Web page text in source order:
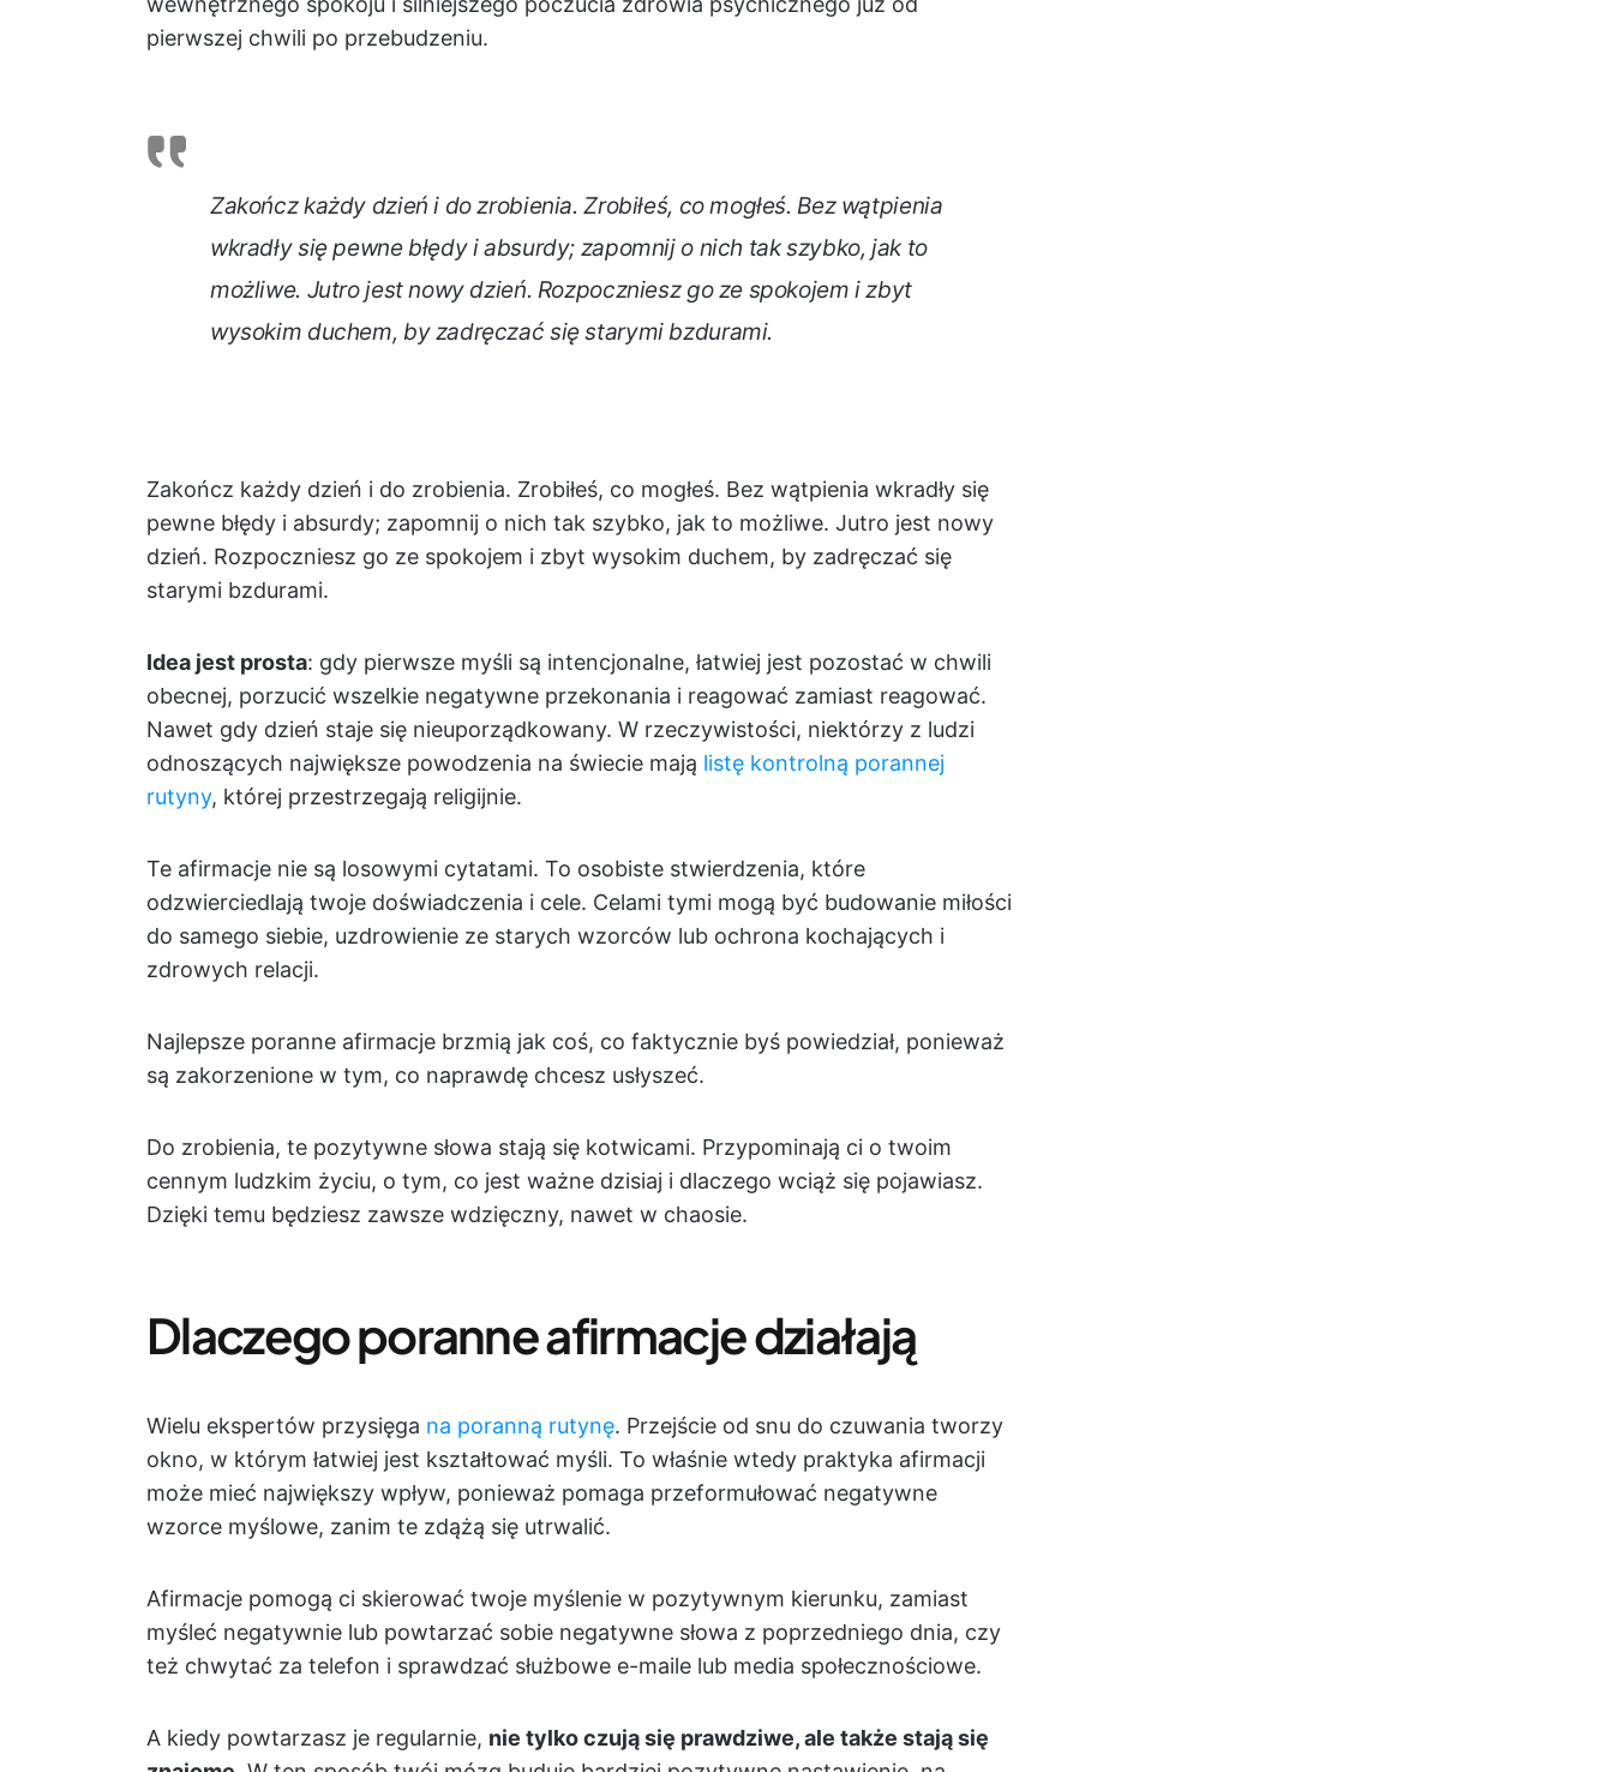
pierwszej chwili po przebudzeniu.
Zakończ każdy dzień i do zrobienia. Zrobiłeś, co mogłeś. Bez wątpienia
wkradły się pewne błędy i absurdy; zapomnij o nich tak szybko, jak to
możliwe. Jutro jest nowy dzień. Rozpoczniesz go ze spokojem i zbyt
wysokim duchem, by zadręczać się starymi bzdurami.
Zakończ każdy dzień i do zrobienia. Zrobiłeś, co mogłeś. Bez wątpienia wkradły się
pewne błędy i absurdy; zapomnij o nich tak szybko, jak to możliwe. Jutro jest nowy
dzień. Rozpoczniesz go ze spokojem i zbyt wysokim duchem, by zadręczać się
starymi bzdurami.
Idea jest prosta: gdy pierwsze myśli są intencjonalne, łatwiej jest pozostać w chwili
obecnej, porzucić wszelkie negatywne przekonania i reagować zamiast reagować.
Nawet gdy dzień staje się nieuporządkowany. W rzeczywistości, niektórzy z ludzi
odnoszących największe powodzenia na świecie mają listę kontrolną porannej
rutyny, której przestrzegają religijnie.
Te afirmacje nie są losowymi cytatami. To osobiste stwierdzenia, które
odzwierciedlają twoje doświadczenia i cele. Celami tymi mogą być budowanie miłości
do samego siebie, uzdrowienie ze starych wzorców lub ochrona kochających i
zdrowych relacji.
Najlepsze poranne afirmacje brzmią jak coś, co faktycznie byś powiedział, ponieważ
są zakorzenione w tym, co naprawdę chcesz usłyszeć.
Do zrobienia, te pozytywne słowa stają się kotwicami. Przypominają ci o twoim
cennym ludzkim życiu, o tym, co jest ważne dzisiaj i dlaczego wciąż się pojawiasz.
Dzięki temu będziesz zawsze wdzięczny, nawet w chaosie.
Dlaczego poranne afirmacje działają
Wielu ekspertów przysięga na poranną rutynę. Przejście od snu do czuwania tworzy
okno, w którym łatwiej jest kształtować myśli. To właśnie wtedy praktyka afirmacji
może mieć największy wpływ, ponieważ pomaga przeformułować negatywne
wzorce myślowe, zanim te zdążą się utrwalić.
Afirmacje pomogą ci skierować twoje myślenie w pozytywnym kierunku, zamiast
myśleć negatywnie lub powtarzać sobie negatywne słowa z poprzedniego dnia, czy
też chwytać za telefon i sprawdzać służbowe e-maile lub media społecznościowe.
A kiedy powtarzasz je regularnie, nie tylko czują się prawdziwe, ale także stają się